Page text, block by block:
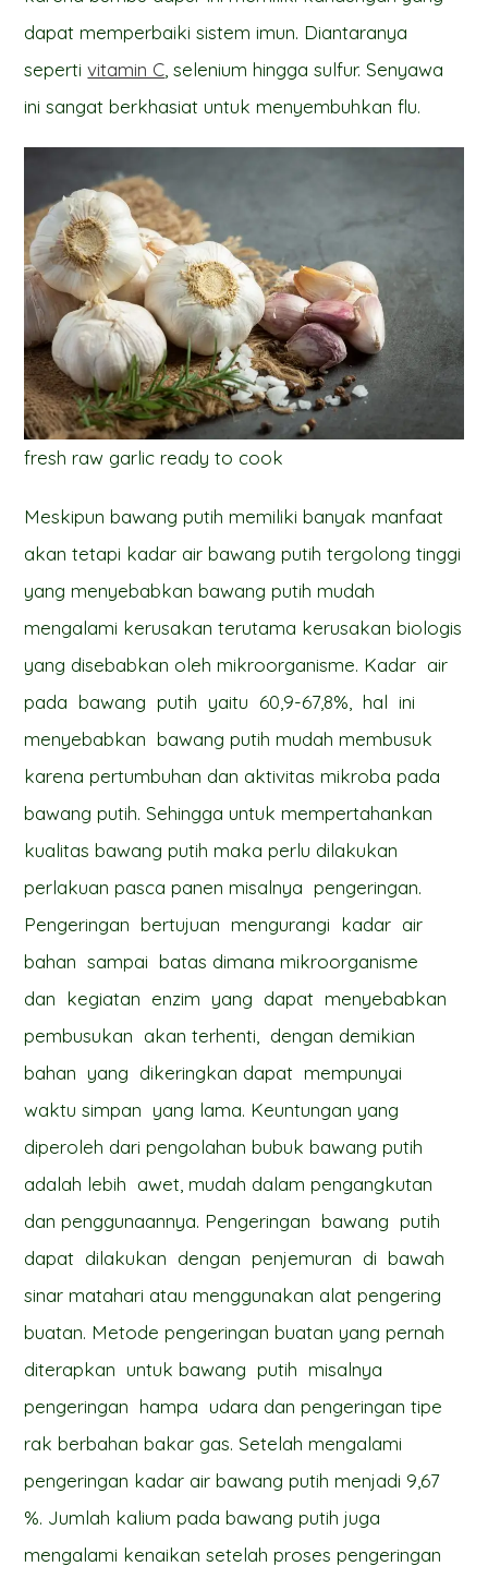
dapat memperbaiki sistem imun. Diantaranya
sepertivitamin C , selenium hingga sulfur. Senyawa
ini sangat berkhasiat untuk menyembuhkan flu.
fresh raw garlic ready to cook
Meskipun bawang putih memiliki banyak manfaat
akan tetapi kadar air bawang putih tergolong tinggi
yang menyebabkan bawang putih mudah
mengalami kerusakan terutama kerusakan biologis
yang disebabkan oleh mikroorganisme. Kadar air
pada bawang putih yaitu 60,9-67,8%, hal ini
menyebabkan bawang putih mudah membusuk
karena pertumbuhan dan aktivitas mikroba pada
bawang putih. Sehingga untuk mempertahankan
kualitas bawang putih maka perlu dilakukan
perlakuan pasca panen misalnya pengeringan.
Pengeringan bertujuan mengurangi kadar air
bahan sampai batas dimana mikroorganisme
dan kegiatan enzim yang dapat menyebabkan
pembusukan akan terhenti, dengan demikian
bahan yang dikeringkan dapat mempunyai
waktu simpan yang lama. Keuntungan yang
diperoleh dari pengolahan bubuk bawang putih
adalah lebih awet, mudah dalam pengangkutan
dan penggunaannya. Pengeringan bawang putih
dapat dilakukan dengan penjemuran di bawah
sinar matahari atau menggunakan alat pengering
buatan. Metode pengeringan buatan yang pernah
diterapkan untuk bawang putih misalnya
pengeringan hampa udara dan pengeringan tipe
rak berbahan bakar gas. Setelah mengalami
pengeringan kadar air bawang putih menjadi 9,67
%. Jumlah kalium pada bawang putih juga
mengalami kenaikan setelah proses pengeringan